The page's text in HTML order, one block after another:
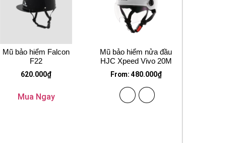
Mũ bảo hiểm Falcon
F22
620.000₫
Mua Ngay
Mũ bảo hiểm nửa đầu
HJC Xpeed Vivo 20M
From: 480.000₫